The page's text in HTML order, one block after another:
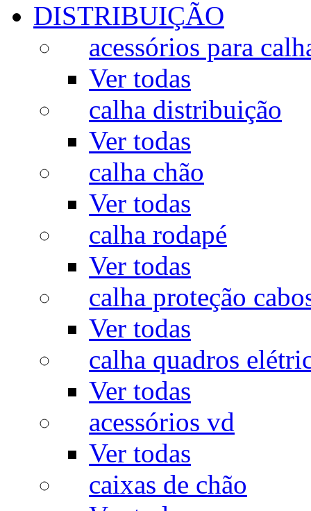
DISTRIBUIÇÃO
acessórios para
Ver todas
calha distribuição
Ver todas
calha chão
Ver todas
calha rodapé
Ver todas
calha proteção
Ver todas
calha quadros
Ver todas
acessórios vd
Ver todas
caixas de chão